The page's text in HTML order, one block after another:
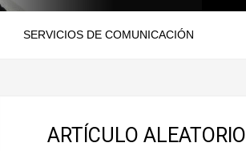
SERVICIOS DE COMUNICACIÓN
ARTÍCULO ALEATORIO